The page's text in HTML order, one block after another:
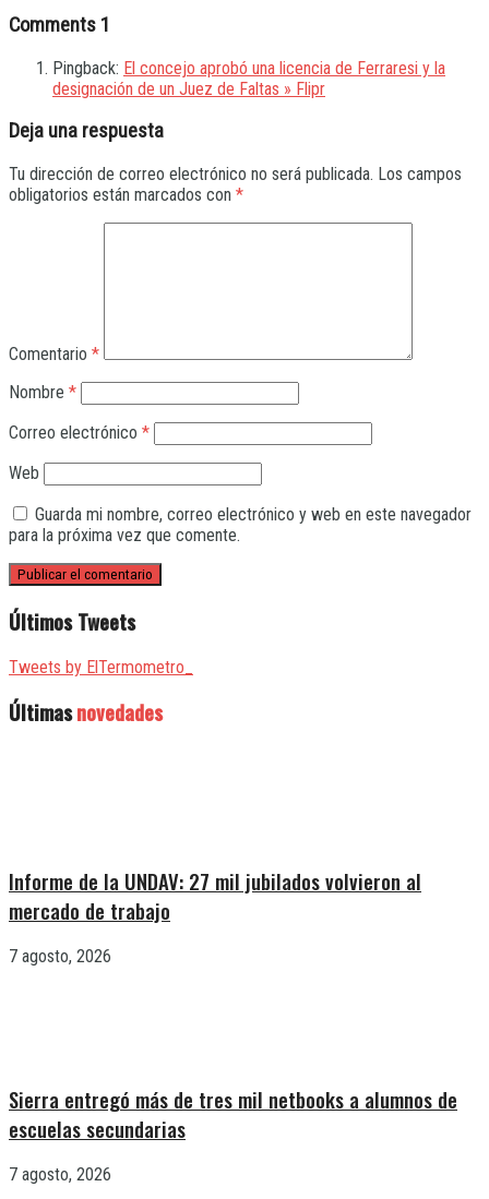
Comments 1
Pingback: El concejo aprobó una licencia de Ferraresi y la
designación de un Juez de Faltas » Flipr
Deja una respuesta
Tu dirección de correo electrónico no será publicada. Los campos
obligatorios están marcados con *
Comentario *
Nombre *
Correo electrónico *
Web
Guarda mi nombre, correo electrónico y web en este navegador
para la próxima vez que comente.
Últimos Tweets
Tweets by ElTermometro_
Últimasnovedades
Informe de la UNDAV: 27 mil jubilados volvieron al
mercado de trabajo
7 agosto, 2026
Sierra entregó más de tres mil netbooks a alumnos de
escuelas secundarias
7 agosto, 2026